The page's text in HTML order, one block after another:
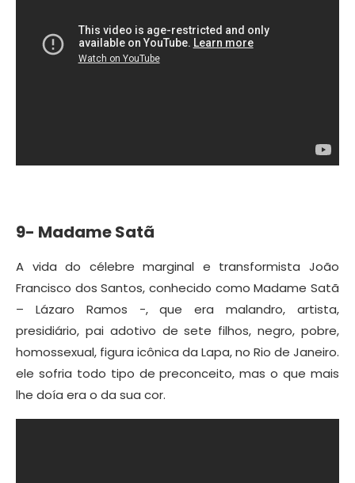
9- Madame Satã
A vida do célebre marginal e transformista João
Francisco dos Santos, conhecido como Madame Satã
– Lázaro Ramos -, que era malandro, artista,
presidiário, pai adotivo de sete filhos, negro, pobre,
homossexual, figura icônica da Lapa, no Rio de Janeiro.
ele sofria todo tipo de preconceito, mas o que mais
lhe doía era o da sua cor.